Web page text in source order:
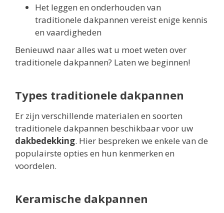
Het leggen en onderhouden van
traditionele dakpannen vereist enige kennis
en vaardigheden
Benieuwd naar alles wat u moet weten over
traditionele dakpannen? Laten we beginnen!
Types traditionele dakpannen
Er zijn verschillende materialen en soorten
traditionele dakpannen beschikbaar voor uw
dakbedekking. Hier bespreken we enkele van de
populairste opties en hun kenmerken en
voordelen.
Keramische dakpannen